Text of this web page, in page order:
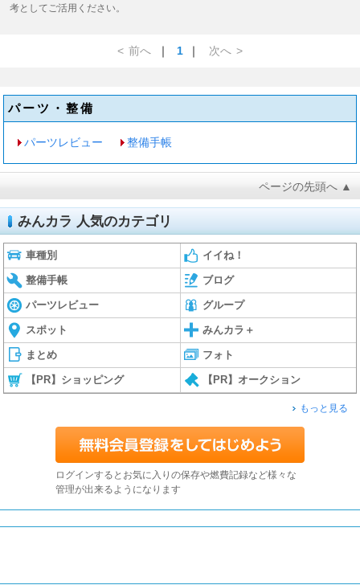
考としてご活用ください。
< 前へ ｜ 1 ｜ 次へ >
パーツ・整備
パーツレビュー 整備手帳
ページの先頭へ ▲
みんカラ 人気のカテゴリ
車種別 イイね！
整備手帳 ブログ
パーツレビュー グループ
スポット みんカラ＋
まとめ フォト
【PR】ショッピング 【PR】オークション
もっと見る
ログインするとお気に入りの保存や燃費記録など様々な
管理が出来るようになります